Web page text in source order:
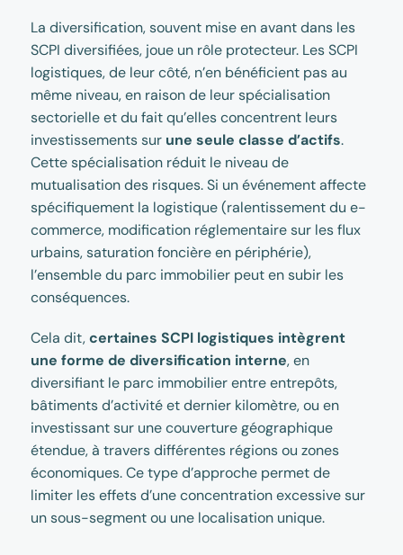
La diversification, souvent mise en avant dans les
SCPI diversifiées, joue un rôle protecteur. Les SCPI
logistiques, de leur côté, n’en bénéficient pas au
même niveau, en raison de leur spécialisation
sectorielle et du fait qu’elles concentrent leurs
investissements sur une seule classe d’actifs.
Cette spécialisation réduit le niveau de
mutualisation des risques. Si un événement affecte
spécifiquement la logistique (ralentissement du e-
commerce, modification réglementaire sur les flux
urbains, saturation foncière en périphérie),
l’ensemble du parc immobilier peut en subir les
conséquences.
Cela dit,certaines SCPI logistiques intègrent
une forme de diversification interne, en
diversifiant le parc immobilier entre entrepôts,
bâtiments d’activité et dernier kilomètre, ou en
investissant sur une couverture géographique
étendue, à travers différentes régions ou zones
économiques. Ce type d’approche permet de
limiter les effets d’une concentration excessive sur
un sous-segment ou une localisation unique.